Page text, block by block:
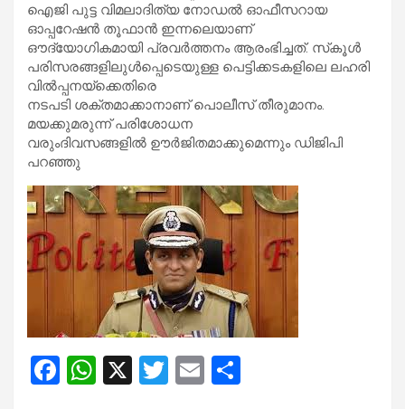
ഐജി പുട്ട വിമലാദിത്യ നോഡല്‍ ഓഫീസറായ
ഓപ്പറേഷന്‍ തൂഫാന്‍ ഇന്നലെയാണ്
ഔദ്യോഗികമായി പ്രവര്‍ത്തനം ആരംഭിച്ചത്. സ്‌കൂള്‍
പരിസരങ്ങളിലുള്‍പ്പെടെയുള്ള പെട്ടിക്കടകളിലെ ലഹരി
വില്‍പ്പനയ്‌ക്കെതിരെ
നടപടി ശക്തമാക്കാനാണ് പൊലീസ് തീരുമാനം.
മയക്കുമരുന്ന് പരിശോധന
വരുംദിവസങ്ങളില്‍ ഊര്‍ജിതമാക്കുമെന്നും ഡിജിപി
പറഞ്ഞു
F
W X
T
E